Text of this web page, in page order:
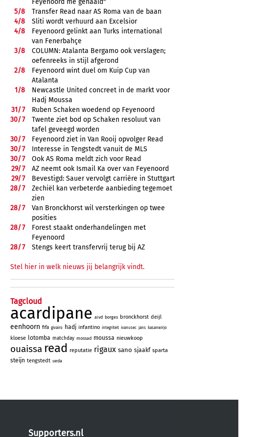
Feyenoord me gehaald"
5/8
Transfer Read naar AS Roma van de baan
4/8
Sliti wordt verhuurd aan Excelsior
4/8
Feyenoord gelinkt aan Turks international
van Fenerbahçe
3/8
COLUMN: Atalanta Bergamo ook verslagen;
oefenreeks in stijl afgerond
2/8
Feyenoord wint duel om Kuip Cup van
Atalanta
1/8
Newcastle United concreet in de markt voor
Hadj Moussa
31/7
Ruben Schaken woedend op Feyenoord
30/7
Twente ziet bod op Schaken resoluut van
tafel geveegd worden
30/7
Feyenoord ziet in Van Rooij opvolger Read
30/7
Interesse in Tengstedt vanuit de MLS
30/7
Ook AS Roma meldt zich voor Read
29/7
AZ neemt ook Ismail Ka over van Feyenoord
29/7
Bevestigd: Sauer vervolgt carrière in Stuttgart
28/7
Zechiël kan verbeterde aanbieding tegemoet
zien
28/7
Van Bronckhorst wil versterkingen op twee
posities
28/7
Forest staakt onderhandelingen met
Feyenoord
28/7 Stengs keert transfervrij terug bij AZ
Stel hier in welk nieuws jij belangrijk vindt.
Tagcloud
acardipane aivd borges bronckhorst deijl
eenhoorn fifa givairo hadj infantino integriteit ivanusec jans kasanwirjo
kloese lotomba matchday mossad moussa nieuwkoop
ouaissa read reputatie rigaux sano sjaakf sparta
steijn tengstedt ueda
Supporters.nl